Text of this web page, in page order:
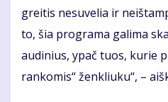
greitis nesuvelia ir
to, šia programa galima
audinius, ypač tuos, kurie
rankomis“ ženkliuku“, –